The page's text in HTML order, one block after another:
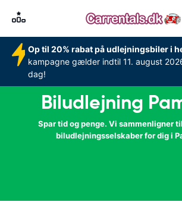
Op til 20% rabat på udlejningsbiler i
kampagne gælder indtil 11. august
dag!
Biludlejning
Spar tid og penge. Vi sammenligner
biludlejningsselskaber for dig i